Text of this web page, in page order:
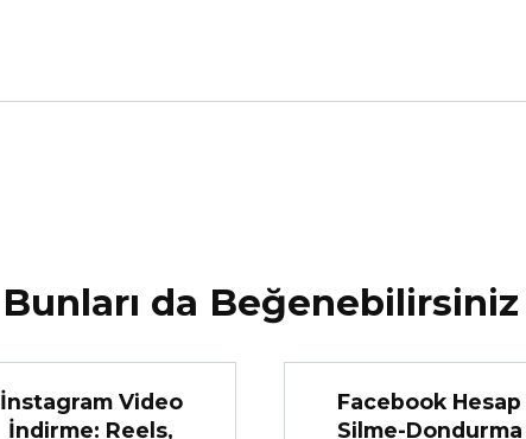
Bunları da Beğenebilirsiniz
İnstagram Video
İndirme: Reels,
Facebook Hesap
Silme-Dondurma